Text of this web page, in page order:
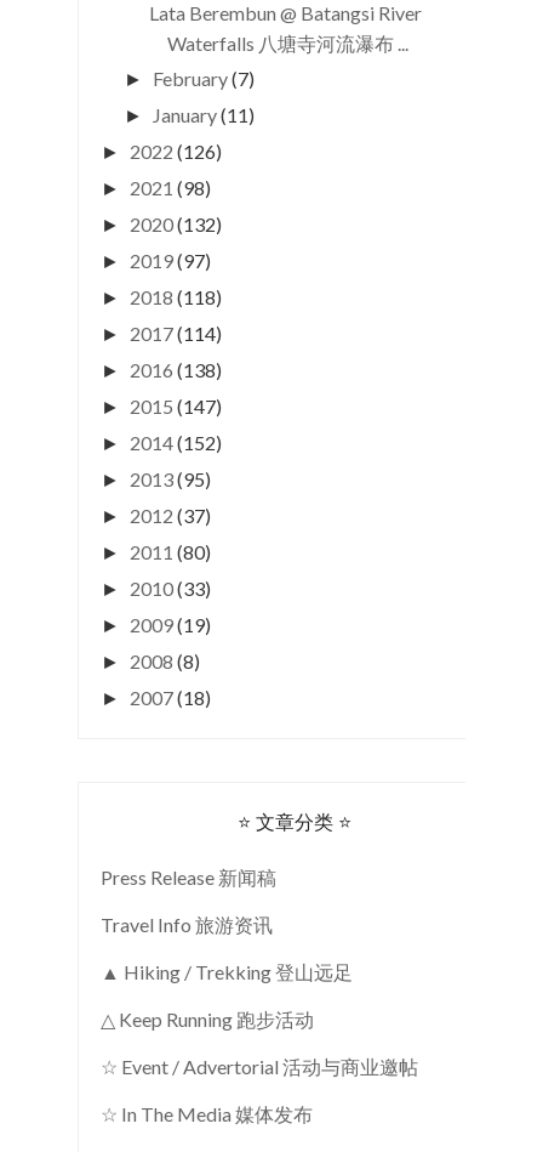
Lata Berembun @ Batangsi River
Waterfalls 八塘寺河流瀑布 ...
► February(7)
► January(11)
► 2022 (126)
► 2021 (98)
► 2020(132)
► 2019(97)
► 2018 (118)
► 2017(114)
► 2016 (138)
► 2015 (147)
► 2014(152)
► 2013(95)
► 2012 (37)
► 2011 (80)
► 2010(33)
► 2009(19)
► 2008 (8)
► 2007(18)
⭐ 文章分类 ⭐
Press Release 新闻稿
Travel Info 旅游资讯
▲ Hiking / Trekking 登山远足
△ Keep Running 跑步活动
☆ Event / Advertorial 活动与商业邀帖
☆ In The Media 媒体发布